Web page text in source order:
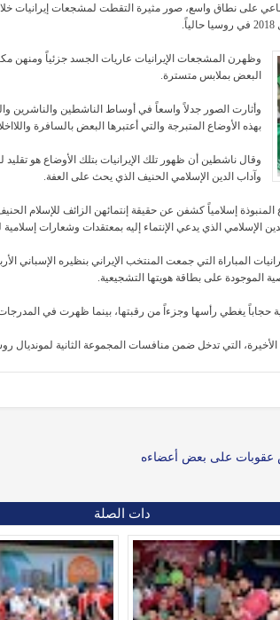
على نطاق واسع، صور مثيرة التقطت لمشجعات إيرانيات
وظهرن المشجعات الإيرانيات عاريات الجسد جزئياً ومنهن
البعض بملابس متسترة.
وأثارت الصور جدلاً واسعاً في أوساط الناشطين والناشرين
بهذه الأوضاع المتبرجة والتي أعتبرها البعض بالسافرة
وقال ناشطين أن ظهور تلك الإيرانيات بتلك الأوضاع هو تقليد
وآداب الدين الإسلامي الحنيف الذي يحث على العفة.
المنبوذة إسلامياً كشفن عن حقيقة إنتمائهن الزائف للإسلام
الإسلامي الذي يدعي الإنتماء إليه بمعتقدات وشعارات إسلامية
المباراة التي جمعت المنتخب الإيراني بنظيره الإسباني
الموجودة على بطاقة هويتها التشجيعية.
حجاباً يغطي رأسها وجزءاً من رقبتها، بينما ظهرت في
ضمن منافسات المجموعة الثانية لمونديال روسيا 2018، انتهت بفوز إسبانيا بهدف مقابل
عقوبات على بعض أعضاءه
دات الصلة